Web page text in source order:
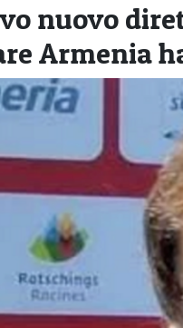
nuovo
Armenia